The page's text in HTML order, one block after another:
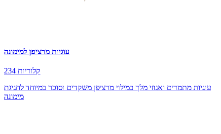
עוגיות מרציפן למימונה
234 קלוריות
עוגיות מתמרים ואגוזי מלך במילוי מרציפן משקדים וסוכר במיוחד לחגיגת
מימונה